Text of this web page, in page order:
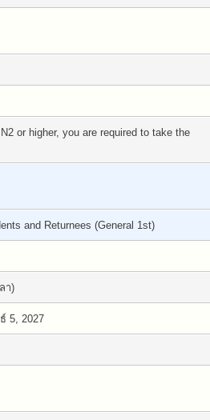
or higher, you are required to take the
and Returnees (General 1st)
า)
5, 2027